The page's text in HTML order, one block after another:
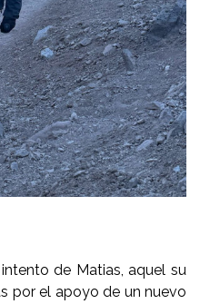
de Matias, aquel su
por el apoyo de un nuevo